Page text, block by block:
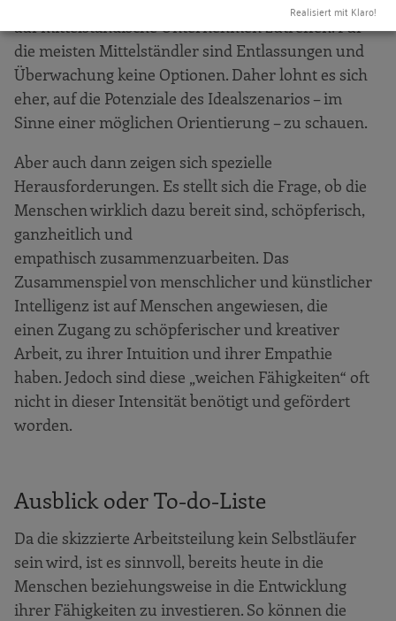
auf mittelständische Unternehmen zutreffen. Für
die meisten Mittelständler sind Entlassungen und
Überwachung keine Optionen. Daher lohnt es sich
eher, auf die Potenziale des Idealszenarios – im
Sinne einer möglichen Orientierung – zu schauen.
Aber auch dann zeigen sich spezielle
Herausforderungen. Es stellt sich die Frage, ob die
Menschen wirklich dazu bereit sind, schöpferisch,
ganzheitlich und
empathisch zusammenzuarbeiten. Das
Zusammenspiel von menschlicher und künstlicher
Intelligenz ist auf Menschen angewiesen, die
einen Zugang zu schöpferischer und kreativer
Arbeit, zu ihrer Intuition und ihrer Empathie
haben. Jedoch sind diese „weichen Fähigkeiten“ oft
nicht in dieser Intensität benötigt und gefördert
worden.
​​​​​​​Ausblick oder To-do-Liste
Da die skizzierte Arbeitsteilung kein Selbstläufer
sein wird, ist es sinnvoll, bereits heute in die
Menschen beziehungsweise in die Entwicklung
ihrer Fähigkeiten zu investieren. So können die
Realisiert mit Klaro!